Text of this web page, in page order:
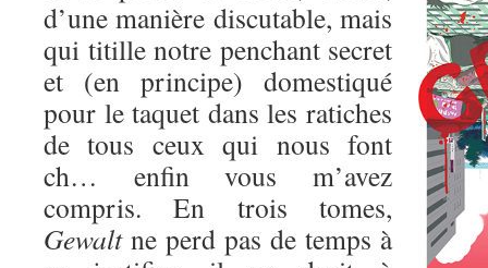
d’une manière discutable, mais
qui titille notre penchant secret
et (en principe) domestiqué
pour le taquet dans les ratiches
de tous ceux qui nous font
ch… enfin vous m’avez
compris. En trois tomes,
Gewaltne perd pas de temps à